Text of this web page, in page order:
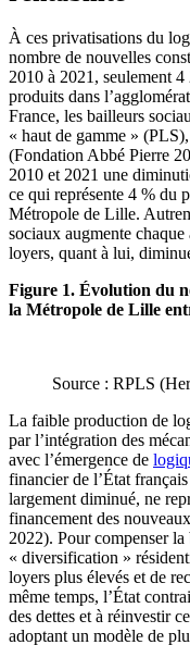
À ces privatisations du
nombre de nouvelles
2010 à 2021, seulement
produits dans
France, les bailleurs
« haut de gamme »
(Fondation Abbé Pierre
2010 et 2021 une
ce qui représente 4 % du
Métropole de Lille.
sociaux augmente
loyers, quant à lui,
Figure 1. Évolution du
la Métropole de Lille
Source : RPLS
La faible production de
par l’intégration des
avec l’émergence de
financier de l’État
largement diminué, ne
financement des
2022). Pour compenser la
« diversification »
loyers plus élevés et de
même temps, l’État
des dettes et à réinvestir
adoptant un modèle de